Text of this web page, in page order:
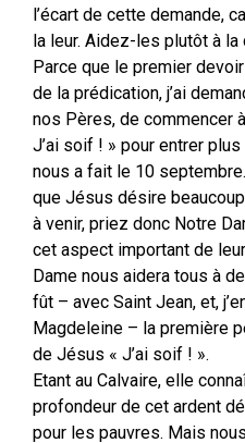
l’écart de cette demande,
la leur. Aidez-les plutôt à la
Parce que le premier
de la prédication, j’ai
nos Pères, de commencer
J’ai soif ! » pour entrer
nous a fait le 10
que Jésus désire
à venir, priez donc Notre
cet aspect important de
Dame nous aidera tous à
fût – avec Saint Jean, et,
Magdeleine – la première
de Jésus « J’ai soif ! ».
Etant au Calvaire, elle
profondeur de cet ardent
pour les pauvres. Mais